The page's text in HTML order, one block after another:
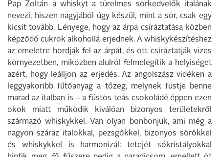
Pap Zoltán a whiskyt a türelmes sörkedvelők italának
nevezi, hiszen nagyjából úgy készül, mint a sör, csak egy
kicsit tovább. Lényege, hogy az árpa csíráztatása közben
képződő cukrok alkohollá erjednek. A whiskykészítéshez
az emeletre hordják fel az árpát, és ott csíráztatják vizes
környezetben, miközben alulról felmelegítik a helyiséget
azért, hogy leálljon az erjedés. Az angolszász vidéken a
leggyakoribb fűtőanyag a tőzeg, melynek füstje benne
marad az italban is – a füstös teás csokoládé éppen ezen
okok miatt működik kiválóan bizonyos területekről
származó whiskykkel. Van olyan bonbonjuk, ami még a
nagyon száraz italokkal, pezsgőkkel, bizonyos sörökkel
és whiskykkel is harmonizál: tetejét sókristályokkal